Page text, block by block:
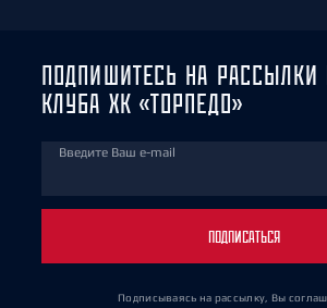
ПОДПИШИТЕСЬ НА РАССЫЛКИ
КЛУБА ХК «ТОРПЕДО»
Введите Ваш e-mail
ПОДПИСАТЬСЯ
Подписываясь на рассылку, Вы